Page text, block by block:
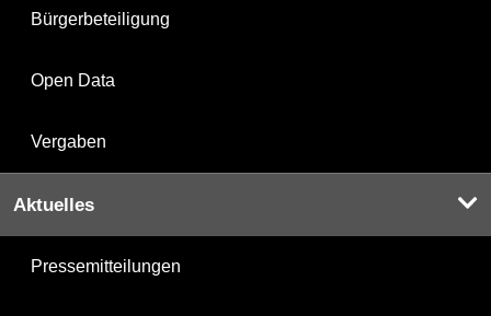
Bürgerbeteiligung
Open Data
Vergaben
Aktuelles
Pressemitteilungen